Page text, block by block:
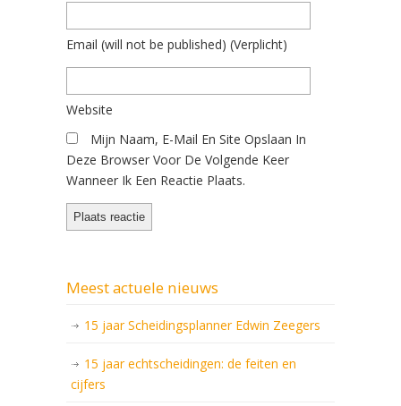
Email (will not be published) (verplicht)
Website
Mijn Naam, E-Mail En Site Opslaan In
Deze Browser Voor De Volgende Keer
Wanneer Ik Een Reactie Plaats.
Meest actuele nieuws
15 jaar Scheidingsplanner Edwin Zeegers
15 jaar echtscheidingen: de feiten en
cijfers